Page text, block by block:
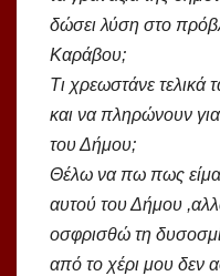
δώσει λύση στο
Καράβου;
Τι χρεωστάνε τελικά
και να πληρώνουν
του Δήμου;
Θέλω να πω πως
αυτού του Δήμου
οσφρισθώ τη
από το χέρι μου δεν